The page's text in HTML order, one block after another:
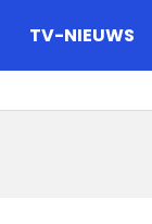
TV-NIEUWS